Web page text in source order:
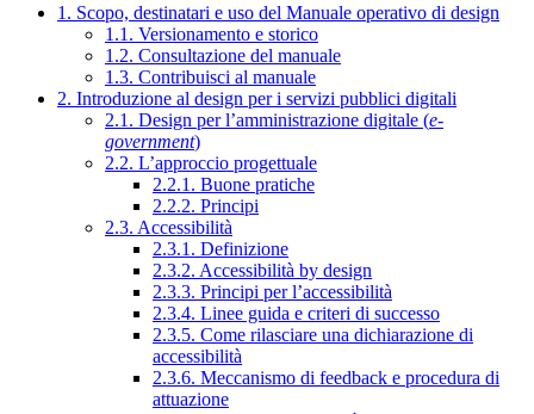
1. Scopo, destinatari e uso del Manuale operativo di design
1.1. Versionamento e storico
1.2. Consultazione del manuale
1.3. Contribuisci al manuale
2. Introduzione al design per i servizi pubblici digitali
2.1. Design per l’amministrazione digitale (e-
government)
2.2. L’approccio progettuale
2.2.1. Buone pratiche
2.2.2. Principi
2.3. Accessibilità
2.3.1. Definizione
2.3.2. Accessibilità by design
2.3.3. Principi per l’accessibilità
2.3.4. Linee guida e criteri di successo
2.3.5. Come rilasciare una dichiarazione di
accessibilità
2.3.6. Meccanismo di feedback e procedura di
attuazione